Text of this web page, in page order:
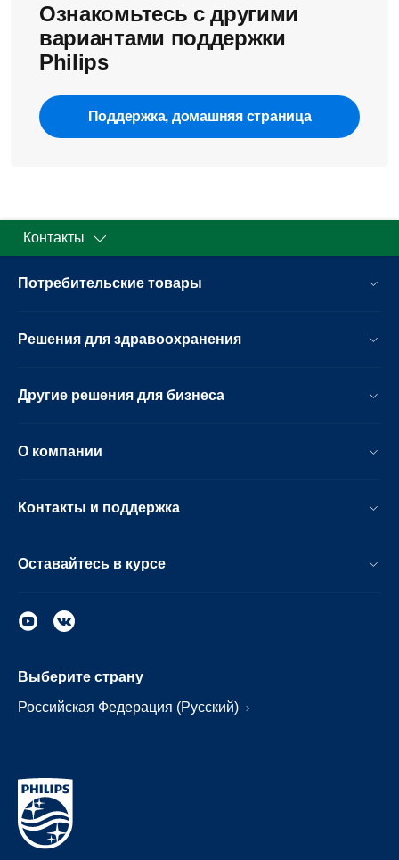
Ознакомьтесь с другими
вариантами поддержки
Philips
Поддержка, домашняя страница
Контакты
Потребительские товары
Решения для здравоохранения
Другие решения для бизнеса
О компании
Контакты и поддержка
Оставайтесь в курсе
Выберите страну
Российская Федерация (Русский)